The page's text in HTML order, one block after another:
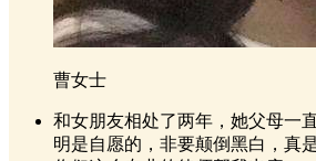
曹女士
和女朋友相处了两年，她父母一
明是自愿的，非要颠倒黑白，真